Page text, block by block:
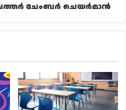
ചേംബർ ചെയർമാൻ